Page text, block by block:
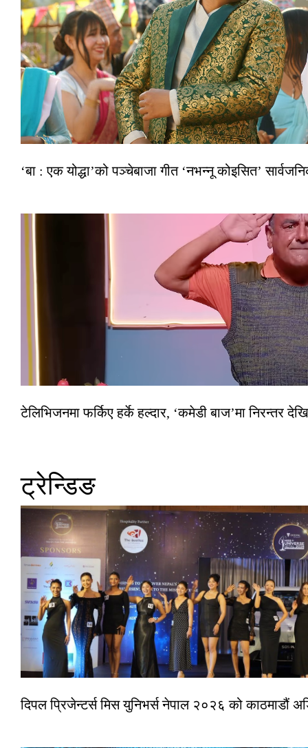
‘बा : एक योद्धा’को पञ्चेबाजा गीत ‘नभन्नू कोइसित’
टेलिभिजनमा फर्किए हर्के हल्दार, ‘कमेडी बाज’मा निरन्तर
ट्रेन्डिङ
दिपल प्रिजेन्टर्स मिस युनिभर्स नेपाल २०२६ को काठमाडौं